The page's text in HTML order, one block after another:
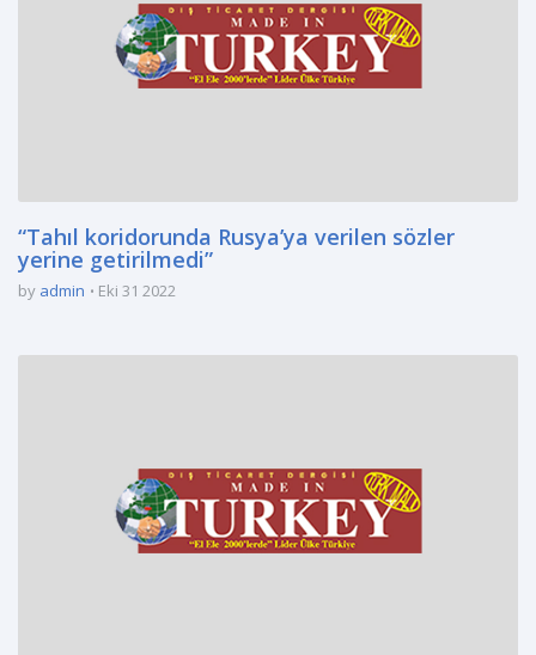
“Tahıl koridorunda Rusya’ya verilen sözler
yerine getirilmedi”
by admin Eki 31 2022